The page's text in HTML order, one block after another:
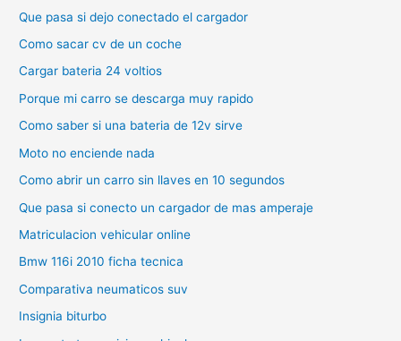
Que pasa si dejo conectado el cargador
Como sacar cv de un coche
Cargar bateria 24 voltios
Porque mi carro se descarga muy rapido
Como saber si una bateria de 12v sirve
Moto no enciende nada
Como abrir un carro sin llaves en 10 segundos
Que pasa si conecto un cargador de mas amperaje
Matriculacion vehicular online
Bmw 116i 2010 ficha tecnica
Comparativa neumaticos suv
Insignia biturbo